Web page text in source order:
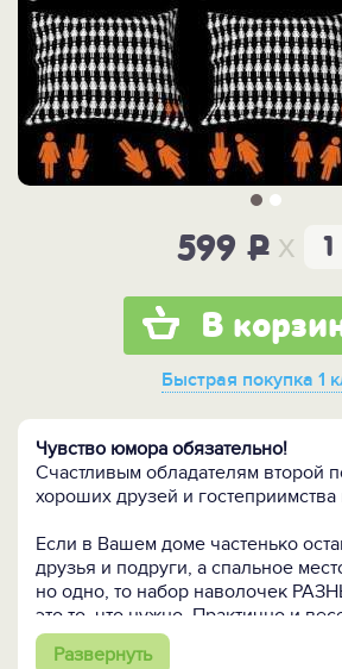
599P x
В
Быстрая покупка 1
Чувство юмора обязательно!
Счастливым обладателям второй
хороших друзей и
Если в Вашем доме частенько
друзья и подруги, а спальное
но одно, то набор наволочек
это то, что нужно. Практично и
одновременно!
Развернуть